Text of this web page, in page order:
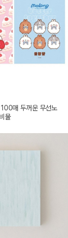
매 두꺼운 무선노
물